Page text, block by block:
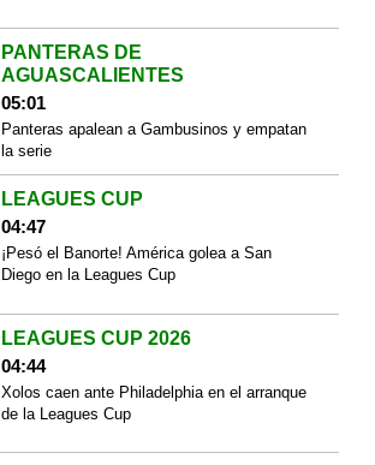
PANTERAS DE
AGUASCALIENTES
05:01
Panteras apalean a Gambusinos y empatan
la serie
LEAGUES CUP
04:47
¡Pesó el Banorte! América golea a San
Diego en la Leagues Cup
LEAGUES CUP 2026
04:44
Xolos caen ante Philadelphia en el arranque
de la Leagues Cup